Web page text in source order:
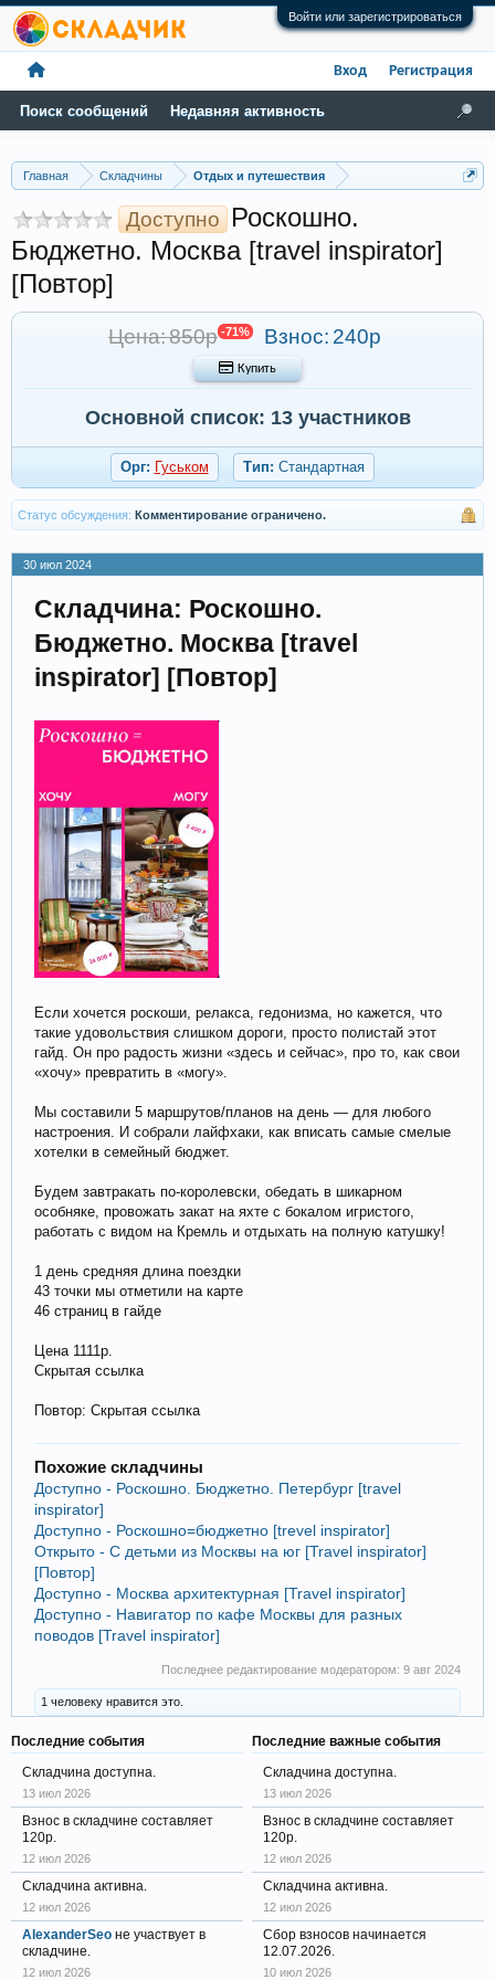
Войти или зарегистрироваться
Главная Складчины Отдых и путешествия
Доступно Роскошно.
Бюджетно. Москва [travel inspirator]
[Повтор]
Цена: 850р -71% Взнос: 240р
 Купить
Основной список: 13 участников
Орг: Гуськом Тип: Стандартная
Статус обсуждения: Комментирование ограничено.
30 июл 2024
Складчина: Роскошно.
Бюджетно. Москва [travel
inspirator] [Повтор]
Если хочется роскоши, релакса, гедонизма, но кажется, что
такие удовольствия слишком дороги, просто полистай этот
гайд. Он про радость жизни «здесь и сейчас», про то, как свои
«хочу» превратить в «могу».
Мы составили 5 маршрутов/планов на день — для любого
настроения. И собрали лайфхаки, как вписать самые смелые
хотелки в семейный бюджет.
Будем завтракать по-королевски, обедать в шикарном
особняке, провожать закат на яхте с бокалом игристого,
работать с видом на Кремль и отдыхать на полную катушку!
1 день средняя длина поездки
43 точки мы отметили на карте
46 страниц в гайде
Цена 1111р.
Скрытая ссылка
Повтор: Скрытая ссылка
Похожие складчины
Доступно - Роскошно. Бюджетно. Петербург [travel
inspirator]
Доступно - Роскошно=бюджетно [trevel inspirator]
Открыто - С детьми из Москвы на юг [Travel inspirator]
[Повтор]
Доступно - Москва архитектурная [Travel inspirator]
Доступно - Навигатор по кафе Москвы для разных
поводов [Travel inspirator]
Последнее редактирование модератором: 9 авг 2024
1 человеку нравится это.
Последние события
Складчина доступна.
13 июл 2026
Взнос в складчине составляет
120р.
12 июл 2026
Складчина активна.
12 июл 2026
AlexanderSeo не участвует в
складчине.
12 июл 2026
Последние важные события
Складчина доступна.
13 июл 2026
Взнос в складчине составляет
120р.
12 июл 2026
Складчина активна.
12 июл 2026
Сбор взносов начинается
12.07.2026.
10 июл 2026
Поиск сообщений Недавняя активность
Вход Регистрация